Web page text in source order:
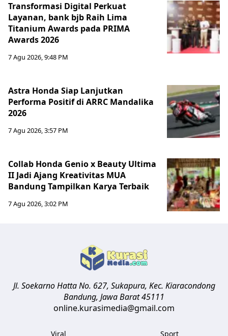
Transformasi Digital Perkuat
Layanan, bank bjb Raih Lima
Titanium Awards pada PRIMA
Awards 2026
7 Agu 2026, 9:48 PM
Astra Honda Siap Lanjutkan
Performa Positif di ARRC Mandalika
2026
7 Agu 2026, 3:57 PM
Collab Honda Genio x Beauty Ultima
II Jadi Ajang Kreativitas MUA
Bandung Tampilkan Karya Terbaik
7 Agu 2026, 3:02 PM
Jl. Soekarno Hatta No. 627, Sukapura, Kec. Kiaracondong
Bandung, Jawa Barat45111
online.kurasimedia@gmail.com
Viral Sport